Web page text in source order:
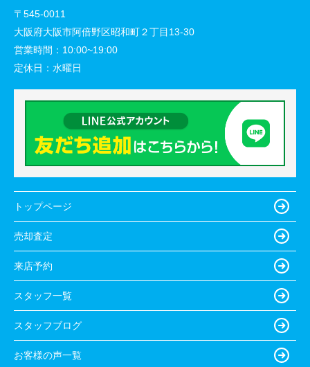
〒545-0011
大阪府大阪市阿倍野区昭和町２丁目13-30
営業時間： 10:00~19:00
定休日： 水曜日
トップページ
売却査定
来店予約
スタッフ一覧
スタッフブログ
お客様の声一覧